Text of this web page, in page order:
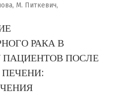
М. Питкевич,
РАКА В
ПОСЛЕ